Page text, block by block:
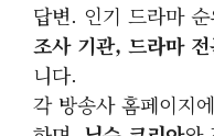
답변. 인기 드라마
조사 기관, 드라마
니다.
각 방송사 홈페이지